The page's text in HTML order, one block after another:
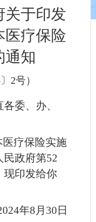
关于印发
医疗保险
通知
2号）
委、办、
医疗保险实施
民政府第52
现印发给你
年8月30日